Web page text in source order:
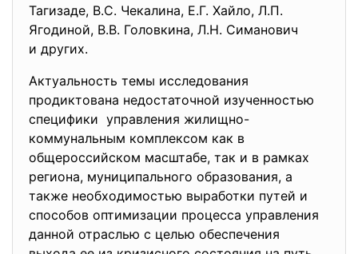
Тагизаде, В.С. Чекалина, Е.Г. Хайло, Л.П.
Ягодиной, В.В. Головкина, Л.Н. Симанович
и других.
Актуальность темы исследования
продиктована недостаточной изученностью
специфики управления жилищно-
коммунальным комплексом как в
общероссийском масштабе, так и в рамках
региона, муниципального образования, а
также необходимостью выработки путей и
способов оптимизации процесса управления
данной отраслью с целью обеспечения